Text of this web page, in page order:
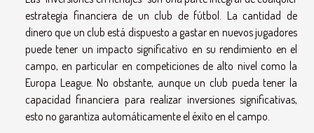
estrategia financiera de un club de fútbol. La cantidad de
dinero que un club está dispuesto a gastar en nuevos jugadores
puede tener un impacto significativo en su rendimiento en el
campo, en particular en competiciones de alto nivel como la
Europa League. No obstante, aunque un club pueda tener la
capacidad financiera para realizar inversiones significativas,
esto no garantiza automáticamente el éxito en el campo.